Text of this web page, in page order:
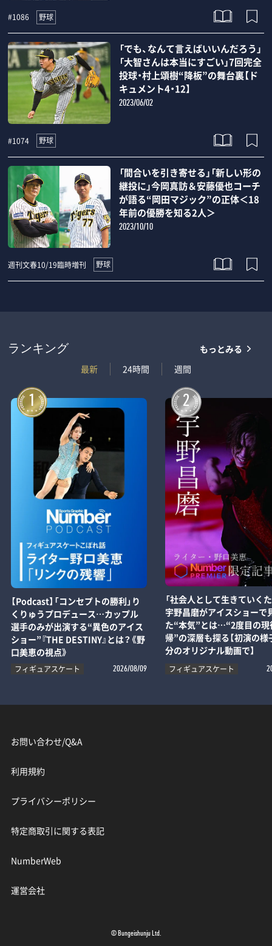
#1086 野球
「でも、なんて言えばいいんだろう」
「大智さんは本当にすごい」7回完全
投球・村上頌樹“降板”の舞台裏【ド
キュメント4・12】
2023/06/02
#1074 野球
「間合いを引き寄せる」「新しい形の
継投に」今岡真訪＆安藤優也コーチ
が語る“岡田マジック”の正体＜18
年前の優勝を知る2人＞
2023/10/10
週刊文春10/19臨時増刊 野球
ランキング
最新
24時間 週間
もっとみる
1
【Podcast】「コンセプトの勝利」り
くりゅうプロデュース…カップル
選手のみが出演する“異色のアイス
ショー”『THE DESTINY』とは？《野
口美恵の視点》
フィギュアスケート 2026/08/09
2
「社会人として生きていく
宇野昌磨がアイスショーで
た“本気”とは…“2度目の現
帰”の深層も探る【初演の様
分のオリジナル動画で】
フィギュアスケート
お問い合わせ/Q&A
利用規約
プライバシーポリシー
特定商取引に関する表記
NumberWeb
運営会社
© Bungeishunju Ltd.